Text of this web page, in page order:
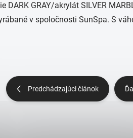
GRAY/akrylát SILVER
v spoločnosti SunSpa. S
Predchádzajúci článok